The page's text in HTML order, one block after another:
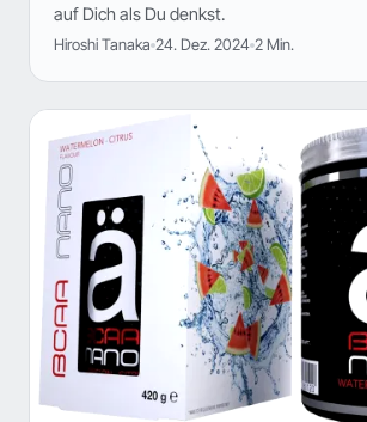
auf Dich als Du denkst.
Hiroshi Tanaka 24. Dez. 2024 2 Min.